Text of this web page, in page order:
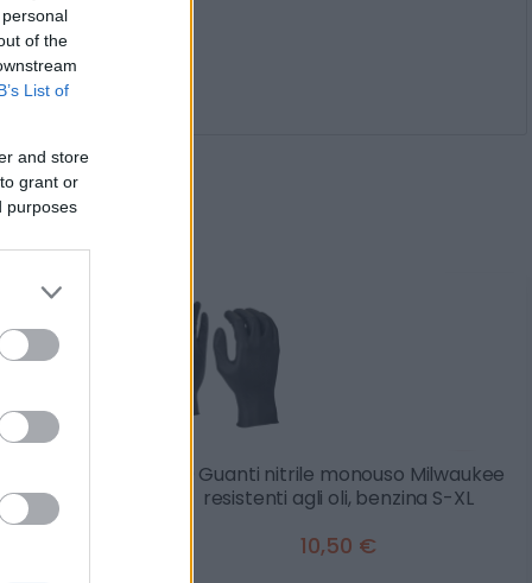
of the
List of
and store
grant or
purposes
anche
inserti
50 Guanti nitrile monouso Milwaukee
resistenti agli oli, benzina S-XL
10,50 €